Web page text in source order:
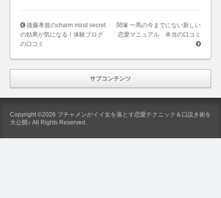
後藤孝規のcharm mind secret
の効果が気になる！体験ブログ
の口コミ
関塚 一馬の今までにない新しい
恋愛マニュアル 本当の口コミ
サブコンテンツ
Copyright ©2026 ブチャメンがイイ女を落とす恋愛テクニック＆口説き術を
大公開♪ All Rights Reserved.